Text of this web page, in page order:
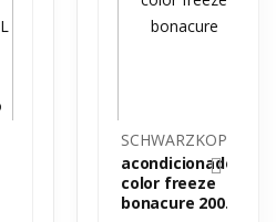
SCHWARZKOPF
acondicionador
color freeze
bonacure 200